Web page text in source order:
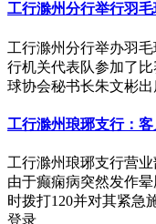
工行滁州分行举行羽
工行滁州分行举办羽
行机关代表队参加了
球协会秘书长朱文彬出
工行滁州琅琊支行：
工行滁州琅琊支行营
由于癫痫病突然发作
时拨打120并对其紧急
登录